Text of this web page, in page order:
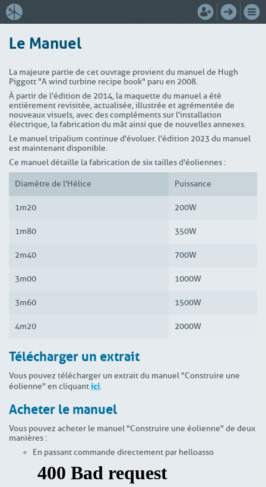
Le Manuel
La majeure partie de cet ouvrage provient du manuel de Hugh
Piggott "A wind turbine recipe book" paru en 2008.
À partir de l'édition de 2014, la maquette du manuel a été
entièrement revisitée, actualisée, illustrée et agrémentée de
nouveaux visuels, avec des compléments sur l'installation
électrique, la fabrication du mât ainsi que de nouvelles annexes.
Le manuel tripalium continue d'évoluer. l'édition 2023 du manuel
est maintenant disponible.
Ce manuel détaille la fabrication de six tailles d'éoliennes :
Diamètre de l'Hélice Puissance
1m20 200W
1m80 350W
2m40 700W
3m00 1000W
3m60 1500W
4m20 2000W
Télécharger un extrait
Vous pouvez télécharger un extrait du manuel "Construire une
éolienne" en cliquantici.
Acheter le manuel
Vous pouvez acheter le manuel "Construire une éolienne" de deux
manières :
En passant commande directement par helloasso